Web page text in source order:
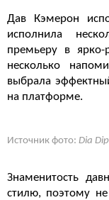
Дав Кэмерон
исполнила
премьеру в ярко-
несколько
выбрала
на платформе.
Источник фото: Dia
Знаменитость
стилю, поэтому